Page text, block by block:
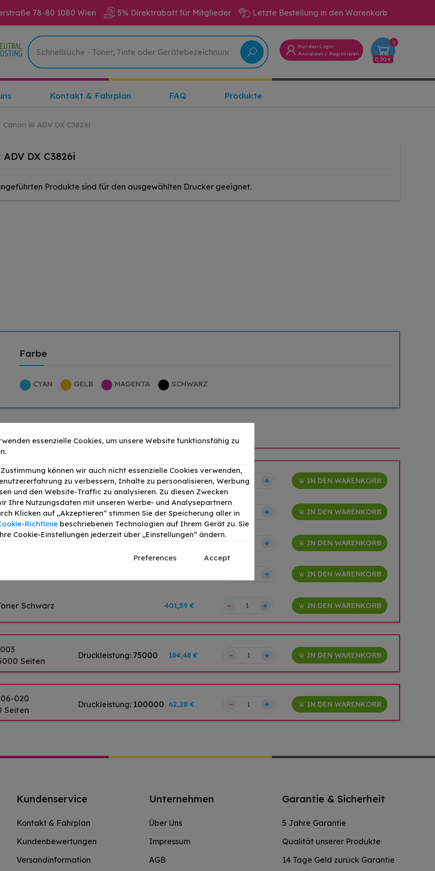
78-80 1080 Wien 5% Direktrabatt für Mitglieder Letzte Bestellung in den Warenkorb
Kunden Login
Anmelden / Registrieren
0
0,00 €
Kontakt & Fahrplan FAQ Produkte
Canon iR ADV DX C3826i
DX C3826i
Produkte sind für den ausgewählten Drucker geeignet.
Farbe
CYAN GELB MAGENTA SCHWARZ
iR ADV DX C3826i
Toner
Druckleistung:36000 76,65 € – + IN DEN WARENKORB
Toner
Druckleistung:19000 103,34 € – + IN DEN WARENKORB
Toner
Druckleistung:19000 100,21 € – + IN DEN WARENKORB
Toner Gelb
+ IN DEN WARENKORB
Schwarz 401,59 € – + IN DEN WARENKORB
Seiten
Druckleistung: 75000 184,48 € – + IN DEN WARENKORB
020
Seiten
Druckleistung: 100000 62,28 € – + IN DEN WARENKORB
Kundenservice
Kontakt & Fahrplan
Kundenbewertungen
Versandinformation
Unternehmen
Über Uns
Impressum
AGB
Garantie & Sicherheit
5 Jahre Garantie
Qualität unserer Produkte
14 Tage Geld zurück Garantie
essenzielle Cookies, um unsere Website funktionsfähig zu
können wir auch nicht essenzielle Cookies verwenden,
zu verbessern, Inhalte zu personalisieren, Werbung
und den Website-Traffic zu analysieren. Zu diesen Zwecken
Ihre Nutzungsdaten mit unseren Werbe- und Analysepartnern
Klicken auf „Akzeptieren“ stimmen Sie der Speicherung aller in
Richtlinie beschriebenen Technologien auf Ihrem Gerät zu. Sie
Cookie-Einstellungen jederzeit über „Einstellungen“ ändern.
Preferences Accept